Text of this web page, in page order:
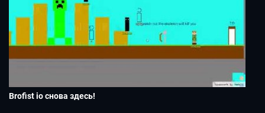
Brofist io снова здесь!